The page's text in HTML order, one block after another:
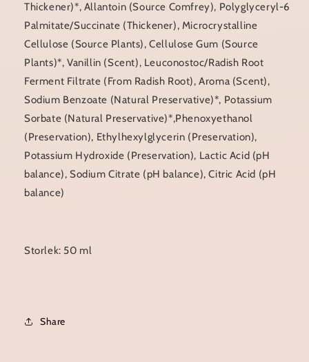
Thickener)*, Allantoin (Source Comfrey), Polyglyceryl-6
Palmitate/Succinate (Thickener), Microcrystalline
Cellulose (Source Plants), Cellulose Gum (Source
Plants)*, Vanillin (Scent), Leuconostoc/Radish Root
Ferment Filtrate (From Radish Root), Aroma (Scent),
Sodium Benzoate (Natural Preservative)*, Potassium
Sorbate (Natural Preservative)*,Phenoxyethanol
(Preservation), Ethylhexylglycerin (Preservation),
Potassium Hydroxide (Preservation), Lactic Acid (pH
balance), Sodium Citrate (pH balance), Citric Acid (pH
balance)
Storlek: 50 ml
Share